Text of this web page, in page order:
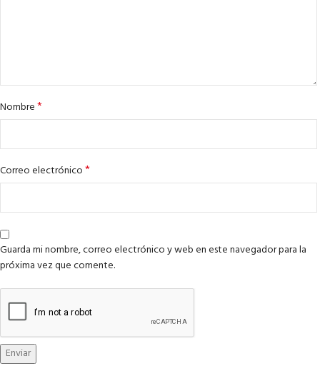
Nombre*
Correo electrónico*
Guarda mi nombre, correo electrónico y web en este navegador para la
próxima vez que comente.